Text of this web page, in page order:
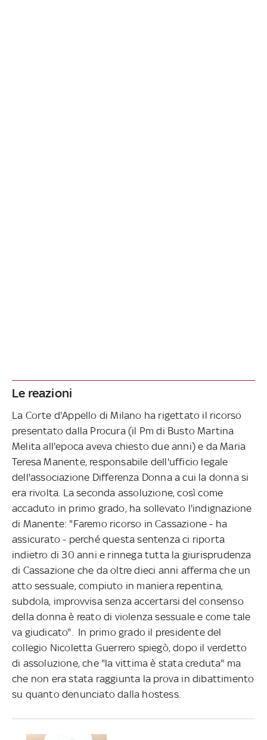
Le reazioni
La Corte d'Appello di Milano ha rigettato il ricorso
presentato dalla Procura (il Pm di Busto Martina
Melita all'epoca aveva chiesto due anni) e da Maria
Teresa Manente, responsabile dell'ufficio legale
dell'associazione Differenza Donna a cui la donna si
era rivolta. La seconda assoluzione, così come
accaduto in primo grado, ha sollevato l'indignazione
di Manente: "Faremo ricorso in Cassazione - ha
assicurato - perché questa sentenza ci riporta
indietro di 30 anni e rinnega tutta la giurisprudenza
di Cassazione che da oltre dieci anni afferma che un
atto sessuale, compiuto in maniera repentina,
subdola, improvvisa senza accertarsi del consenso
della donna è reato di violenza sessuale e come tale
va giudicato". In primo grado il presidente del
collegio Nicoletta Guerrero spiegò, dopo il verdetto
di assoluzione, che "la vittima è stata creduta" ma
che non era stata raggiunta la prova in dibattimento
su quanto denunciato dalla hostess.